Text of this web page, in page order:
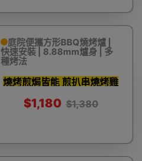
庭院便攜方形BBQ燒烤爐 |
快速安裝 | 8.88mm爐身 | 多
種烤法
燒烤煎焗皆能 煎扒串燒烤雞
$1,180 $1,380